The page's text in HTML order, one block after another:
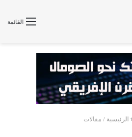
القائمة
الرئيسية / مقالات